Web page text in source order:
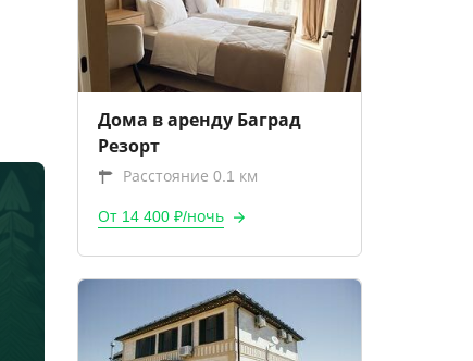
Дома в аренду Баград
Резорт
Расстояние 0.1 км
От 14 400 ₽/ночь